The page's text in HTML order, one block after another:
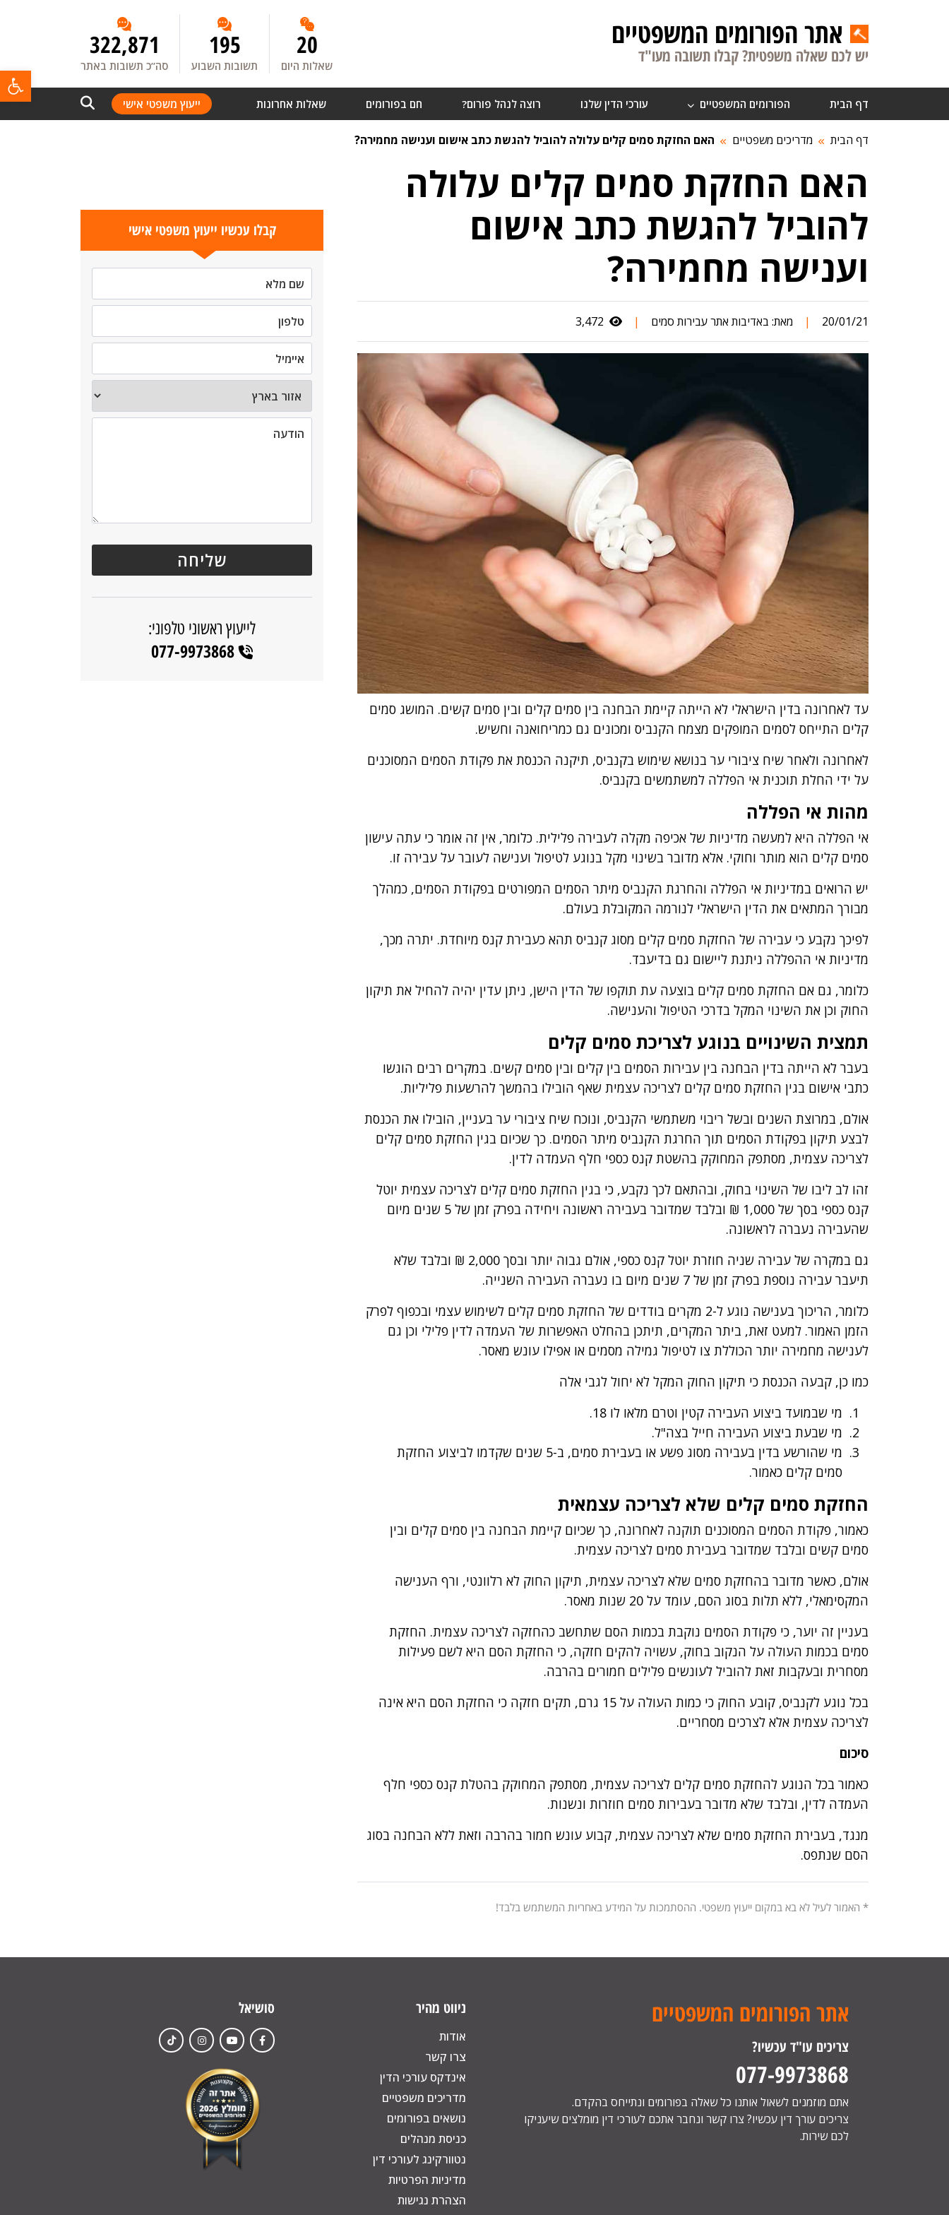
אתר הפורומים המשפטיים
יש לכם שאלה משפטית? קבלו תשובה מעו"ד 20
שאלות היום
195
תשובות השבוע
322,871
סה”כ תשובות באתר
דף הבית הפורומים המשפטיים עורכי הדין שלנו רוצה לנהל פורום? חם בפורומים שאלות אחרונות ייעוץ משפטי אישי
דף הבית מדריכים משפטיים האם החזקת סמים קלים עלולה להוביל להגשת כתב אישום וענישה מחמירה?
האם החזקת סמים קלים עלולה
להוביל להגשת כתב אישום
וענישה מחמירה?
20/01/21
| מאת: באדיבות אתר עבירות סמים |
עד לאחרונה בדין הישראלי לא הייתה קיימת הבחנה בין סמים קלים ובין סמים קשים. המושג סמים
קלים התייחס לסמים המופקים מצמח הקנביס ומכונים גם כמריחואנה וחשיש.
לאחרונה ולאחר שיח ציבורי ער בנושא שימוש בקנביס, תיקנה הכנסת את פקודת הסמים המסוכנים
על ידי החלת תוכנית אי הפללה למשתמשים בקנביס.
מהות אי הפללה
אי הפללה היא למעשה מדיניות של אכיפה מקלה לעבירה פלילית. כלומר, אין זה אומר כי עתה עישון
סמים קלים הוא מותר וחוקי. אלא מדובר בשינוי מקל בנוגע לטיפול וענישה לעובר על עבירה זו.
יש הרואים במדיניות אי הפללה והחרגת הקנביס מיתר הסמים המפורטים בפקודת הסמים, כמהלך
מבורך המתאים את הדין הישראלי לנורמה המקובלת בעולם.
לפיכך נקבע כי עבירה של החזקת סמים קלים מסוג קנביס תהא כעבירת קנס מיוחדת. יתרה מכך,
מדיניות אי ההפללה ניתנת ליישום גם בדיעבד.
כלומר, גם אם החזקת סמים קלים בוצעה עת תוקפו של הדין הישן, ניתן עדין יהיה להחיל את תיקון
החוק וכן את השינוי המקל בדרכי הטיפול והענישה.
תמצית השינויים בנוגע לצריכת סמים קלים
בעבר לא הייתה בדין הבחנה בין עבירות הסמים בין קלים ובין סמים קשים. במקרים רבים הוגשו
כתבי אישום בגין החזקת סמים קלים לצריכה עצמית שאף הובילו בהמשך להרשעות פליליות.
אולם, במרוצת השנים ובשל ריבוי משתמשי הקנביס, ונוכח שיח ציבורי ער בעניין, הובילו את הכנסת
לבצע תיקון בפקודת הסמים תוך החרגת הקנביס מיתר הסמים. כך שכיום בגין החזקת סמים קלים
לצריכה עצמית, מסתפק המחוקק בהשטת קנס כספי חלף העמדה לדין.
זהו לב ליבו של השינוי בחוק, ובהתאם לכך נקבע, כי בגין החזקת סמים קלים לצריכה עצמית יוטל
קנס כספי בסך של 1,000 ₪ ובלבד שמדובר בעבירה ראשונה ויחידה בפרק זמן של 5 שנים מיום
שהעבירה נעברה לראשונה.
גם במקרה של עבירה שניה חוזרת יוטל קנס כספי, אולם גבוה יותר ובסך 2,000 ₪ ובלבד שלא
תיעבר עבירה נוספת בפרק זמן של 7 שנים מיום בו נעברה העבירה השנייה.
כלומר, הריכוך בענישה נוגע ל-2 מקרים בודדים של החזקת סמים קלים לשימוש עצמי ובכפוף לפרק
הזמן האמור. למעט זאת, ביתר המקרים, תיתכן בהחלט האפשרות של העמדה לדין פלילי וכן גם
לענישה מחמירה יותר הכוללת צו לטיפול גמילה מסמים או אפילו עונש מאסר.
כמו כן, קבעה הכנסת כי תיקון החוק המקל לא יחול לגבי אלה
מי שבמועד ביצוע העבירה קטין וטרם מלאו לו 18.
מי שבעת ביצוע העבירה חייל בצה"ל.
מי שהורשע בדין בעבירה מסוג פשע או בעבירת סמים, ב-5 שנים שקדמו לביצוע החזקת
סמים קלים כאמור.
החזקת סמים קלים שלא לצריכה עצמאית
כאמור, פקודת הסמים המסוכנים תוקנה לאחרונה, כך שכיום קיימת הבחנה בין סמים קלים ובין
סמים קשים ובלבד שמדובר בעבירת סמים לצריכה עצמית.
אולם, כאשר מדובר בהחזקת סמים שלא לצריכה עצמית, תיקון החוק לא רלוונטי, ורף הענישה
המקסימאלי, ללא תלות בסוג הסם, עומד על 20 שנות מאסר.
בעניין זה יוער, כי פקודת הסמים נוקבת בכמות הסם שתחשב כהחזקה לצריכה עצמית. החזקת
סמים בכמות העולה על הנקוב בחוק, עשויה להקים חזקה, כי החזקת הסם היא לשם פעילות
מסחרית ובעקבות זאת להוביל לעונשים פלילים חמורים בהרבה.
בכל נוגע לקנביס, קובע החוק כי כמות העולה על 15 גרם, תקים חזקה כי החזקת הסם היא אינה
לצריכה עצמית אלא לצרכים מסחריים.
סיכום
כאמור בכל הנוגע להחזקת סמים קלים לצריכה עצמית, מסתפק המחוקק בהטלת קנס כספי חלף
העמדה לדין, ובלבד שלא מדובר בעבירות סמים חוזרות ונשנות.
מנגד, בעבירת החזקת סמים שלא לצריכה עצמית, קבוע עונש חמור בהרבה וזאת ללא הבחנה בסוג
הסם שנתפס.
* האמור לעיל לא בא במקום ייעוץ משפטי. ההסתמכות על המידע באחריות המשתמש בלבד!
קבלו עכשיו ייעוץ משפטי אישי
לייעוץ ראשוני טלפוני:
077-9973868
אתר הפורומים המשפטיים
צריכים עו"ד עכשיו?
077-9973868
אתם מוזמנים לשאול אותנו כל שאלה בפורומים ונתייחס בהקדם.
צריכים עורך דין עכשיו? צרו קשר ונחבר אתכם לעורכי דין מומלצים שיעניקו
לכם שירות.
ניווט מהיר
אודות
צרו קשר
אינדקס עורכי הדין
מדריכים משפטיים
נושאים בפורומים
כניסת מנהלים
נטוורקינג לעורכי דין
מדיניות הפרטיות
הצהרת נגישות
סושיאל